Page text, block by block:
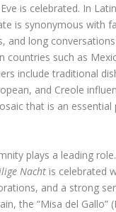
is celebrated. In
is synonymous with
and long
countries such as
include traditional
and Creole
that is an
plays a leading
Nacht is celebrated
and a strong
the “Misa del Gallo”